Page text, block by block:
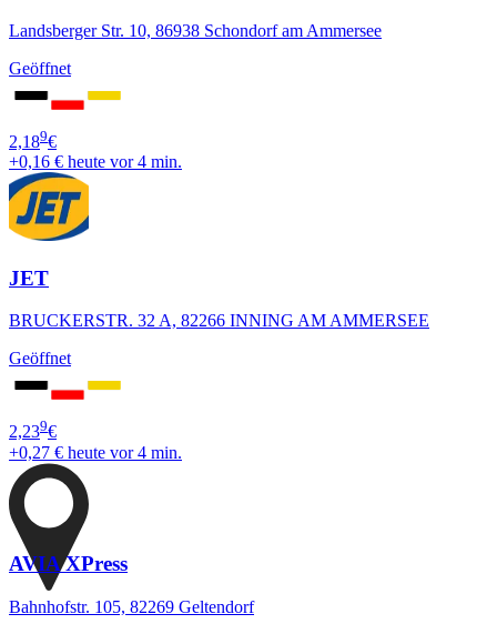
Landsberger Str. 10, 86938 Schondorf am Ammersee
Geöffnet
2,189€
+0,16 € heute vor 4 min.
JET
BRUCKERSTR. 32 A, 82266 INNING AM AMMERSEE
Geöffnet
2,239€
+0,27 € heute vor 4 min.
AVIA XPress
Bahnhofstr. 105, 82269 Geltendorf